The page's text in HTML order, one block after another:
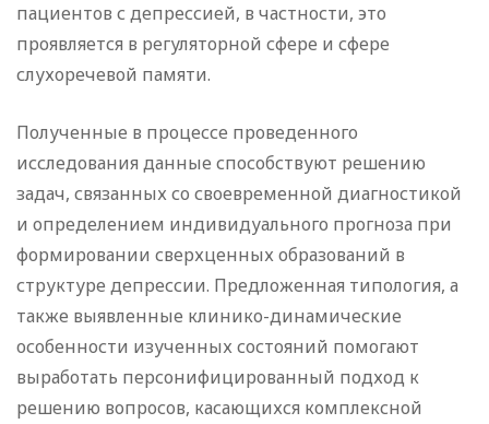
пациентов с депрессией, в частности, это
проявляется в регуляторной сфере и сфере
слухоречевой памяти.
Полученные в процессе проведенного
исследования данные способствуют решению
задач, связанных со своевременной диагностикой
и определением индивидуального прогноза при
формировании сверхценных образований в
структуре депрессии. Предложенная типология, а
также выявленные клинико-динамические
особенности изученных состояний помогают
выработать персонифицированный подход к
решению вопросов, касающихся комплексной